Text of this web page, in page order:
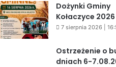
Dożynki Gminy
Kołaczyce 2026
7 sierpnia 2026 |
Ostrzeżenie o
dniach 6-